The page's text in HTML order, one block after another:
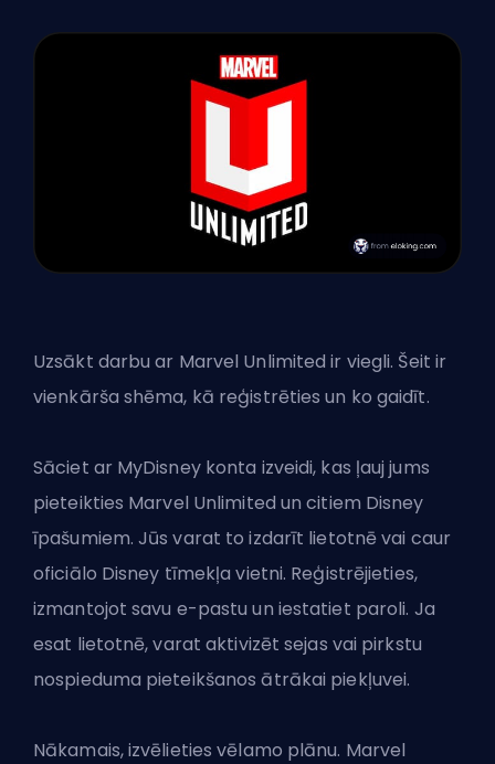
Uzsākt darbu ar Marvel Unlimited ir viegli. Šeit ir
vienkārša shēma, kā reģistrēties un ko gaidīt.
Sāciet ar MyDisney konta izveidi, kas ļauj jums
pieteikties Marvel Unlimited un citiem Disney
īpašumiem. Jūs varat to izdarīt lietotnē vai caur
oficiālo Disney tīmekļa vietni. Reģistrējieties,
izmantojot savu e-pastu un iestatiet paroli. Ja
esat lietotnē, varat aktivizēt sejas vai pirkstu
nospieduma pieteikšanos ātrākai piekļuvei.
Nākamais, izvēlieties vēlamo plānu. Marvel